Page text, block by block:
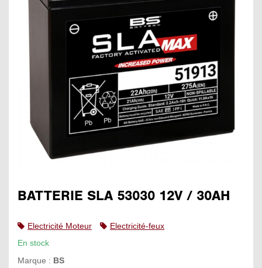
BATTERIE SLA 53030 12V / 30AH
Electricité Moteur
Electricité-feux
En stock
Marque : BS